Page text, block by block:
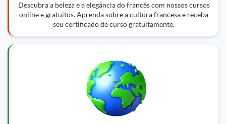
Descubra a beleza e a elegância do francês com nossos cursos
online e gratuitos. Aprenda sobre a cultura francesa e receba
seu certificado de curso gratuitamente.